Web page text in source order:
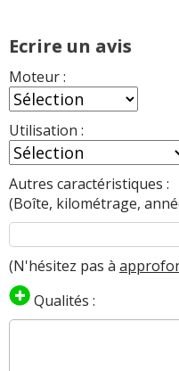
Ecrire un avis
Moteur :
Utilisation :
Autres caractéristiques :
(Boîte, kilométrage,
(N'hésitez pas à
Qualités :